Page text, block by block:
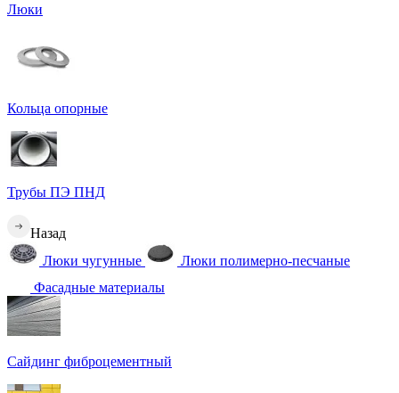
Люки
Кольца опорные
Трубы ПЭ ПНД
Назад
Люки чугунные
Люки полимерно-песчаные
Фасадные материалы
Сайдинг фиброцементный